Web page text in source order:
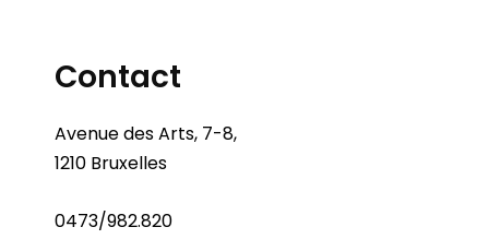
Contact
Avenue des Arts, 7-8,
1210 Bruxelles
0473/982.820